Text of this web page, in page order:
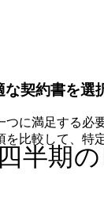
契約書を選
に満足する
比較して、特
半期